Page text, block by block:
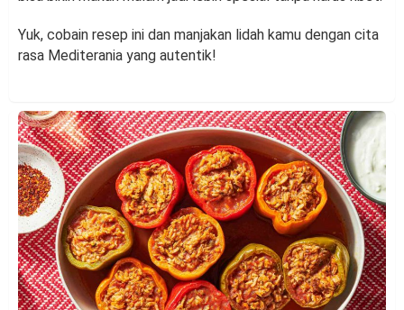
Yuk, cobain resep ini dan manjakan lidah kamu dengan cita
rasa Mediterania yang autentik!